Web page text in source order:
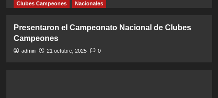
Clubes Campeones
Nacionales
Presentaron el Campeonato Nacional de Clubes
Campeones
admin 21 octubre, 2025 0